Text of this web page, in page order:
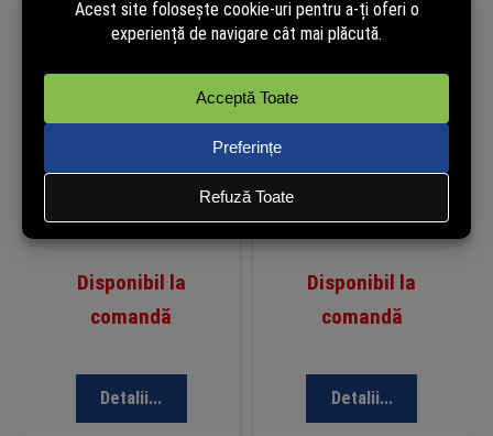
Piedestal Videowall Dahua DHI-
LS460UC-E/U-D1000 pentru
Monitor 46 inch, Montaj pe
Disponibil la
comandă
Detalii...
Piedestal Videowall Dahua
pentru Monitor 46 inch,
Aluminiu Aeronautic, 1022 x
Disponibil la
comandă
Detalii...